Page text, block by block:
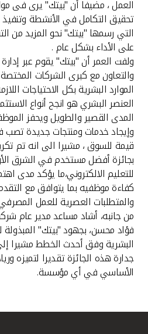
العمل ، مضيفا أن "بيتك" يرى فى
تحقيق التكامل في الأنشطة وتنفيذ
التي رسمها "بيتك" نحو المزيد من
على الأداء بشكل عام .
ولفت العمر أن "بيتك" يقوم عبر
والتعاون مع كبرى الشركات المختصة
الموارد البشرية بكل الاحتياجات
العنصر البشري هو انجح أنواع
المدى القصير والطويل ويحفز
وإيجاد خدمات ومنتجات جديدة
بجائزة أفضل مستخدم في الشرق
للتعليم الالكتروني،ما يؤكد مدى
كفاءة موظفيه بما يتوافق مع
والمتطلبات العصرية للعمل
من جانبه، أشاد مساعد مدير عام
فؤاد محسن، بجهود "بيتك" المبذولة
البشرية وفق أحدث الخطط مشيرا
جدارة هذه الجائزة تقديرا لتميزه
الأساسي في أي مؤسسة.